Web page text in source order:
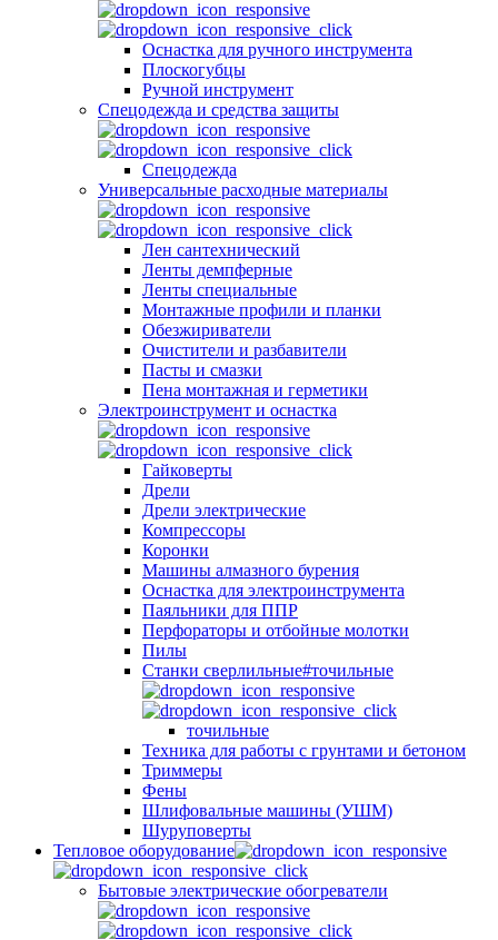
Оснастка для ручного инструмента
Плоскогубцы
Ручной инструмент
Спецодежда и средства защиты
Спецодежда
Универсальные расходные материалы
Лен сантехнический
Ленты демпферные
Ленты специальные
Монтажные профили и планки
Обезжириватели
Очистители и разбавители
Пасты и смазки
Пена монтажная и герметики
Электроинструмент и оснастка
Гайковерты
Дрели
Дрели электрические
Компрессоры
Коронки
Машины алмазного бурения
Оснастка для электроинструмента
Паяльники для ППР
Перфораторы и отбойные молотки
Пилы
Станки сверлильные#точильные
точильные
Техника для работы с грунтами и бетоном
Триммеры
Фены
Шлифовальные машины (УШМ)
Шуруповерты
Тепловое оборудование
Бытовые электрические обогреватели